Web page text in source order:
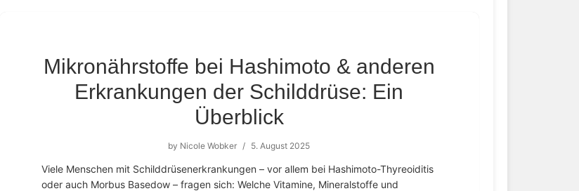
Mikronährstoffe bei Hashimoto & anderen
Erkrankungen der Schilddrüse: Ein
Überblick
by Nicole Wobker / 5. August 2025
Viele Menschen mit Schilddrüsenerkrankungen – vor allem bei Hashimoto-Thyreoiditis
oder auch Morbus Basedow – fragen sich: Welche Vitamine, Mineralstoffe und